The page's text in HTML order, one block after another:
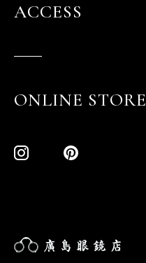
ACCESS
ONLINE STORE